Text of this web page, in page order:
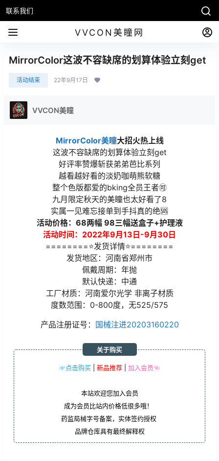
联系我们
VVCON美瞳网
MirrorColor这波不容缺席的划算体验立刻get
活动结束 22年9月17日
VVCON美瞳
MirrorColor美瞳大招火热上线
这波不容缺席的划算体验立刻get
好评率赞爆斩获弟弟芭比系列
越看越好看的淡奶咖萌熊软糖
整个色版都爱的bking全员王者🉑
九月限定秋天的美瞳也太好看了8
实属一见难忘接单到手抖真的绝🆘
活动价格：68两幅 98三幅送盒子+护理液
活动时间：2022年9月13日-9月30日
========⭐发货详情⭐========
发货地区：河南省郑州市
佩戴周期：年抛
默认快递：中通
工厂材质：河南爱尔光学 非离子材质
度数范围：0-800度，无525/575
产品注册证号：
国械注进20203160220
☞点击购买 新品推荐 加入会员☜
关于购买
本站欢迎您加入会员
成为会员比站内价格低很多哦！
药监局械字号备案，实体签约授权
品牌仓库具有最终解释权